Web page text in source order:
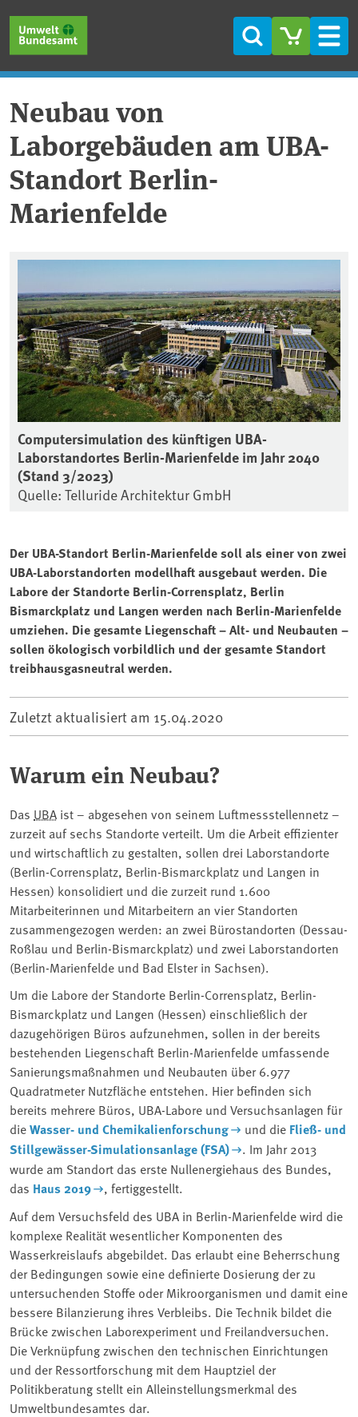
Suche
Neubau von
Laborgebäuden am UBA-
Standort Berlin-
Marienfelde
Computersimulation des künftigen UBA-
Laborstandortes Berlin-Marienfelde im Jahr 2040
(Stand 3/2023)
Quelle: Telluride Architektur GmbH
Der UBA-Standort Berlin-Marienfelde soll als einer von zwei
UBA-Laborstandorten modellhaft ausgebaut werden. Die
Labore der Standorte Berlin-Corrensplatz, Berlin
Bismarckplatz und Langen werden nach Berlin-Marienfelde
umziehen. Die gesamte Liegenschaft – Alt- und Neubauten –
sollen ökologisch vorbildlich und der gesamte Standort
treibhausgasneutral werden.
Zuletzt aktualisiert am 15.04.2020
Warum ein Neubau?
Das UBA ist – abgesehen von seinem Luftmessstellennetz –
zurzeit auf sechs Standorte verteilt. Um die Arbeit effizienter
und wirtschaftlich zu gestalten, sollen drei Laborstandorte
(Berlin-Corrensplatz, Berlin-Bismarckplatz und Langen in
Hessen) konsolidiert und die zurzeit rund 1.600
Mitarbeiterinnen und Mitarbeitern an vier Standorten
zusammengezogen werden: an zwei Bürostandorten (Dessau-
Roßlau und Berlin-Bismarckplatz) und zwei Laborstandorten
(Berlin-Marienfelde und Bad Elster in Sachsen).
Um die Labore der Standorte Berlin-Corrensplatz, Berlin-
Bismarckplatz und Langen (Hessen) einschließlich der
dazugehörigen Büros aufzunehmen, sollen in der bereits
bestehenden Liegenschaft Berlin-Marienfelde umfassende
Sanierungsmaßnahmen und Neubauten über 6.977
Quadratmeter Nutzfläche entstehen. Hier befinden sich
bereits mehrere Büros, UBA-Labore und Versuchsanlagen für
dieWasser- und Chemikalienforschung und die Fließ- und
Stillgewässer-Simulationsanlage (FSA)
. Im Jahr 2013
wurde am Standort das erste Nullenergiehaus des Bundes,
das Haus 2019
, fertiggestellt.
Auf dem Versuchsfeld des UBA in Berlin-Marienfelde wird die
komplexe Realität wesentlicher Komponenten des
Wasserkreislaufs abgebildet. Das erlaubt eine Beherrschung
der Bedingungen sowie eine definierte Dosierung der zu
untersuchenden Stoffe oder Mikroorganismen und damit eine
bessere Bilanzierung ihres Verbleibs. Die Technik bildet die
Brücke zwischen Laborexperiment und Freilandversuchen.
Die Verknüpfung zwischen den technischen Einrichtungen
und der Ressortforschung mit dem Hauptziel der
Politikberatung stellt ein Alleinstellungsmerkmal des
Umweltbundesamtes dar.